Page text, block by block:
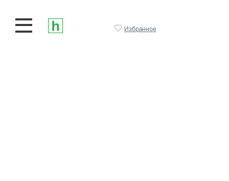
Избранное